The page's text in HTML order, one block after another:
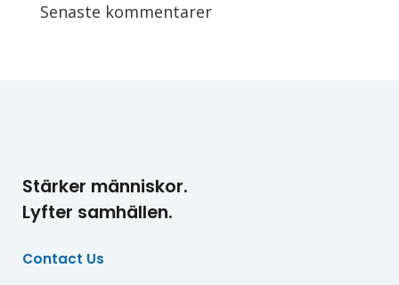
Senaste kommentarer
Stärker människor.
Lyfter samhällen.
Contact Us